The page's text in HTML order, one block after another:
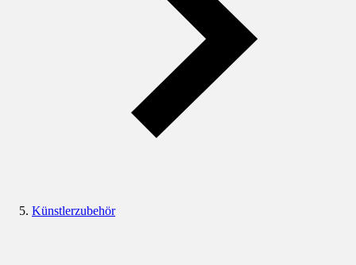
Künstlerzubehör